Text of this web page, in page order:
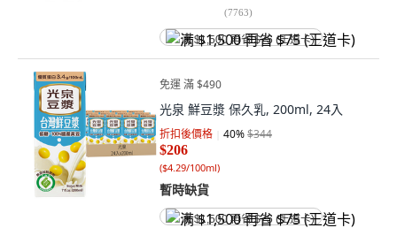
(7763)
满 $1,500 再省 $75 (王道卡)
免運 滿 $490
光泉 鮮豆漿 保久乳, 200ml, 24入
折扣後價格 40%$344
$206
($4.29/100ml)
暫時缺貨
满 $1,500 再省 $75 (王道卡)